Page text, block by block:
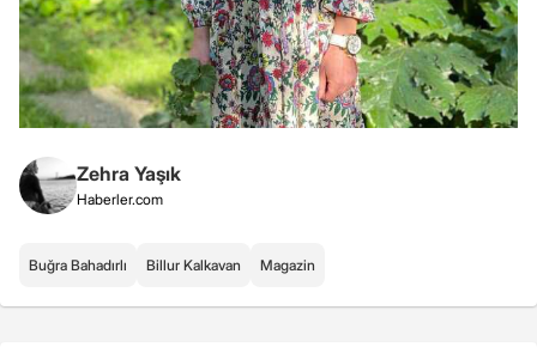
Zehra Yaşık
Haberler.com
Buğra Bahadırlı Billur Kalkavan Magazin